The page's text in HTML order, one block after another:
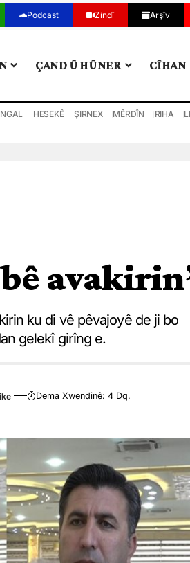
Podcast Zindî Arşîv
ÇAND Û HÛNER CÎHAN
HESEKÊ ŞIRNEX MÊRDÎN RIHA
ku di vê pêvajoyê de ji bo
gelekî girîng e.
Dema Xwendinê: 4 Dq.